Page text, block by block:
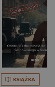
KSIĄŻKA